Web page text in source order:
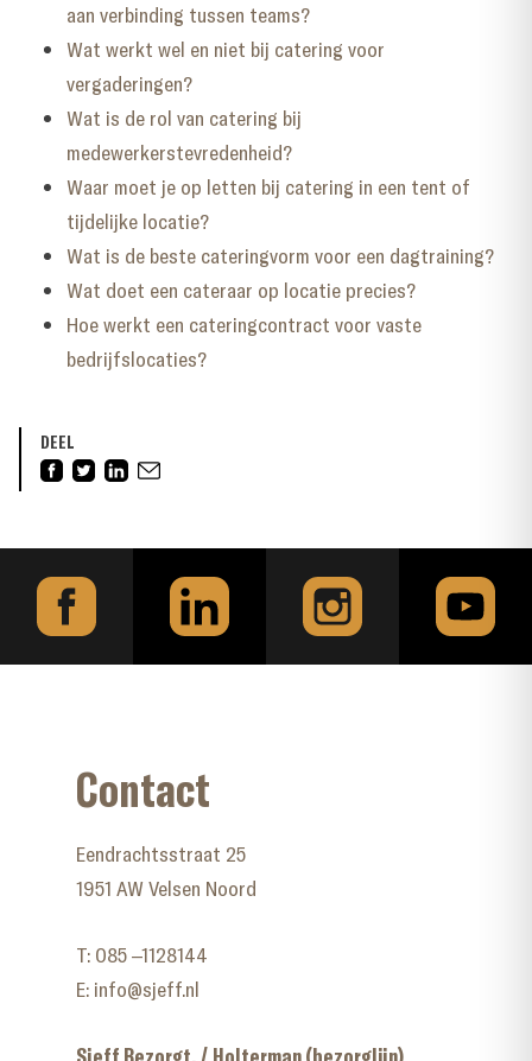
aan verbinding tussen teams?
Wat werkt wel en niet bij catering voor
vergaderingen?
Wat is de rol van catering bij
medewerkerstevredenheid?
Waar moet je op letten bij catering in een tent of
tijdelijke locatie?
Wat is de beste cateringvorm voor een dagtraining?
Wat doet een cateraar op locatie precies?
Hoe werkt een cateringcontract voor vaste
bedrijfslocaties?
DEEL
Contact
Eendrachtsstraat 25
1951 AW Velsen Noord
T: 085 –1128144
E: info@sjeff.nl